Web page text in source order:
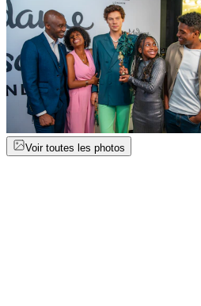
Voir toutes les photos